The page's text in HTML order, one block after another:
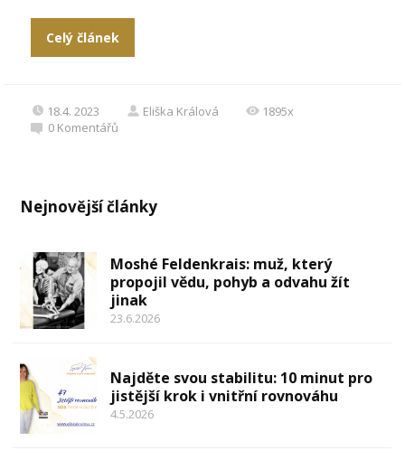
Celý článek
18.4. 2023 Eliška Králová
1895x
0 Komentářů
Nejnovější články
Moshé Feldenkrais: muž, který
propojil vědu, pohyb a odvahu žít
jinak
23.6.2026
Najděte svou stabilitu: 10 minut pro
jistější krok i vnitřní rovnováhu
4.5.2026